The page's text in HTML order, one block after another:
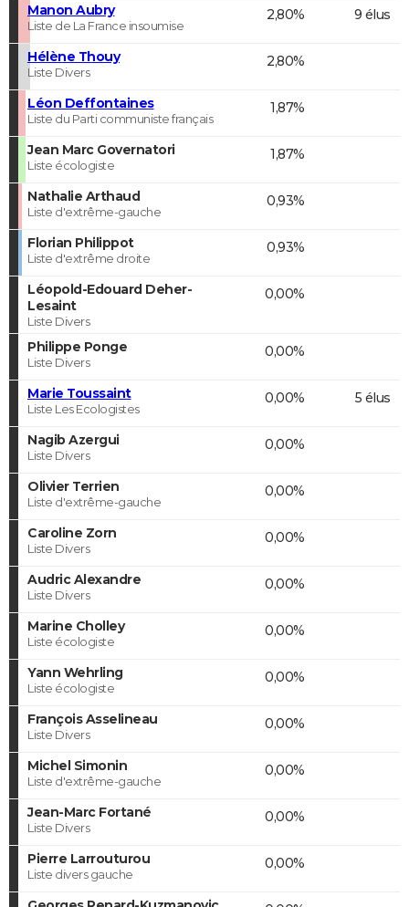
Manon Aubry
Liste de La France insoumise
2,80% 9 élus
Hélène Thouy
Liste Divers
2,80%
Léon Deffontaines
Liste du Parti communiste français
1,87%
Jean Marc Governatori
Liste écologiste
1,87%
Nathalie Arthaud
Liste d'extrême-gauche
0,93%
Florian Philippot
Liste d'extrême droite
0,93%
Léopold-Edouard Deher-
Lesaint
Liste Divers
0,00%
Philippe Ponge
Liste Divers
0,00%
Marie Toussaint
Liste Les Ecologistes
0,00% 5 élus
Nagib Azergui
Liste Divers
0,00%
Olivier Terrien
Liste d'extrême-gauche
0,00%
Caroline Zorn
Liste Divers
0,00%
Audric Alexandre
Liste Divers
0,00%
Marine Cholley
Liste écologiste
0,00%
Yann Wehrling
Liste écologiste
0,00%
François Asselineau
Liste Divers
0,00%
Michel Simonin
Liste d'extrême-gauche
0,00%
Jean-Marc Fortané
Liste Divers
0,00%
Pierre Larrouturou
Liste divers gauche
0,00%